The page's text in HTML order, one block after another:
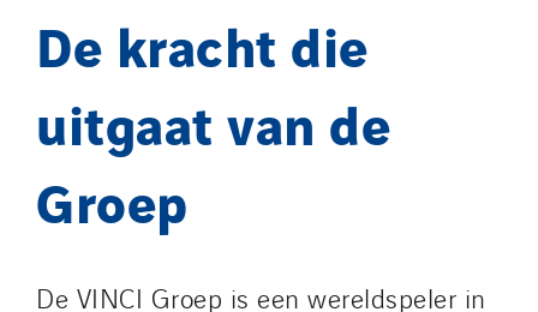
De kracht die
uitgaat van de
Groep
De VINCI Groep is een wereldspeler in